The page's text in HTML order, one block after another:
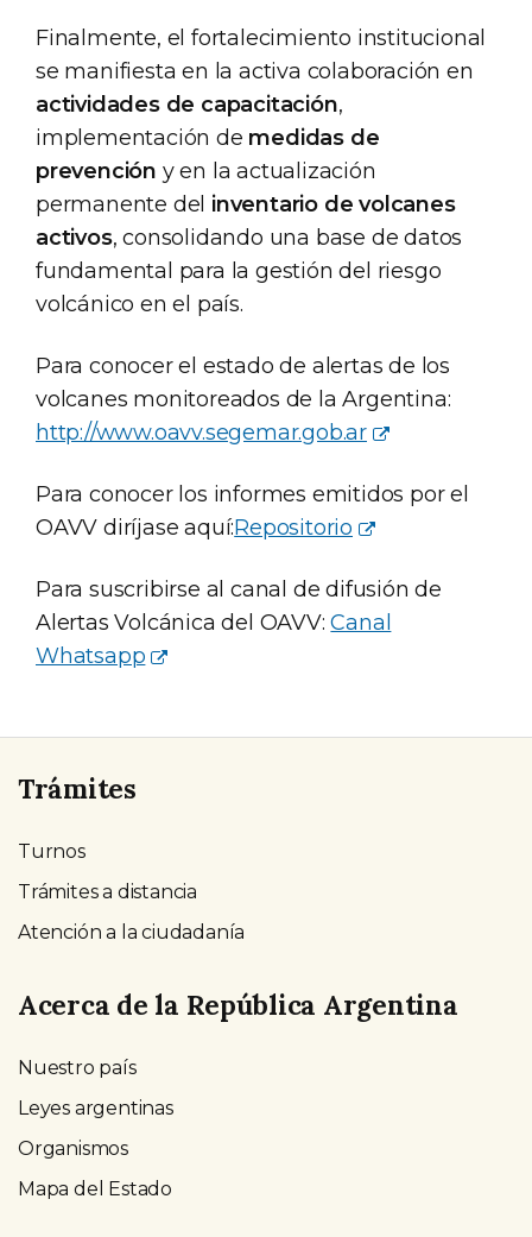
Finalmente, el fortalecimiento institucional
se manifiesta en la activa colaboración en
actividades de capacitación,
implementación de medidas de
prevención y en la actualización
permanente del inventario de volcanes
activos, consolidando una base de datos
fundamental para la gestión del riesgo
volcánico en el país.
Para conocer el estado de alertas de los
volcanes monitoreados de la Argentina:
http://www.oavv.segemar.gob.ar
Para conocer los informes emitidos por el
OAVV diríjase aquí:Repositorio
Para suscribirse al canal de difusión de
Alertas Volcánica del OAVV:Canal
Whatsapp
Trámites
Turnos
Trámites a distancia
Atención a la ciudadanía
Acerca de la República Argentina
Nuestro país
Leyes argentinas
Organismos
Mapa del Estado